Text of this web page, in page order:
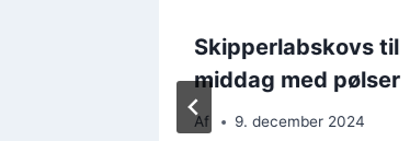
Skipperlabskovs til
middag med pølser
Af 9. december 2024